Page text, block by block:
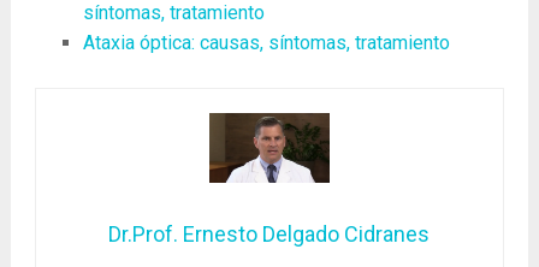
síntomas, tratamiento
Ataxia óptica: causas, síntomas, tratamiento
Dr.Prof. Ernesto Delgado Cidranes